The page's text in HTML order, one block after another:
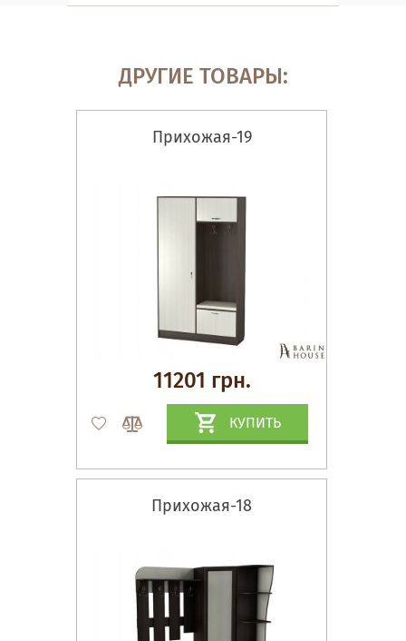
ДРУГИЕ ТОВАРЫ:
Прихожая-19
11201 грн.
КУПИТЬ
Прихожая-18